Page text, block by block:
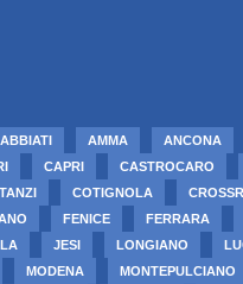
ABBIATI AMMA
ANCONA
CAPRI
CASTROCARO
COTIGNOLA
FENICE
FERRARA
JESI LONGIANO
MODENA
MONTEPULCIANO